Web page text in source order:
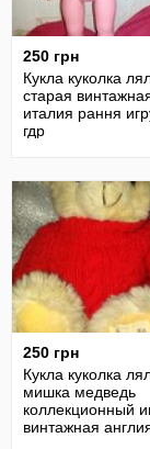
250 грн
Кукла куколка
старая
италия рання
гдр
250 грн
Кукла куколка
мишка медведь
коллекционный
винтажная